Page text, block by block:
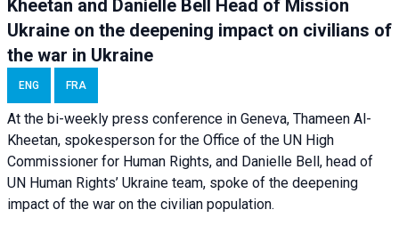
Kheetan and Danielle Bell Head of Mission
Ukraine on the deepening impact on civilians of
the war in Ukraine
ENG FRA
At the bi-weekly press conference in Geneva, Thameen Al-
Kheetan, spokesperson for the Office of the UN High
Commissioner for Human Rights, and Danielle Bell, head of
UN Human Rights’ Ukraine team, spoke of the deepening
impact of the war on the civilian population.